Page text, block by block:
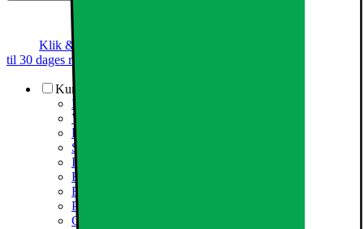
Klik & Hent
til 30 dages returret
Kundeservice
Kundeservice
Varehuse / åbningstider
Elgigantens kundefordele
Services
Information om spam/phishing-emails og SMS
Fortrydelsesret
Elgigantens privatlivspolitik
Partner
Cookiepolitik